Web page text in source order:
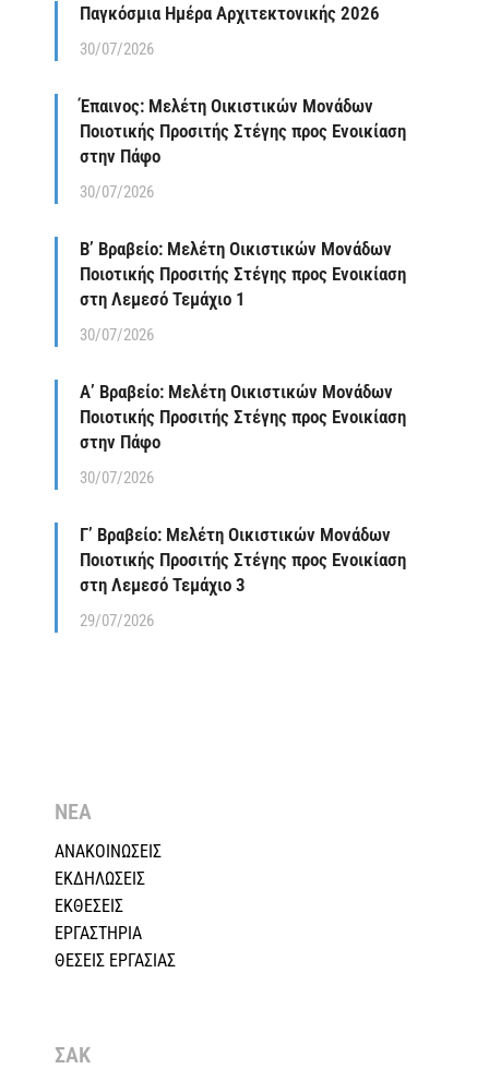
Παγκόσμια Ημέρα Αρχιτεκτονικής 2026
30/07/2026
Έπαινος: Μελέτη Οικιστικών Μονάδων
Ποιοτικής Προσιτής Στέγης προς Ενοικίαση
στην Πάφο
30/07/2026
Β’ Βραβείο: Μελέτη Οικιστικών Μονάδων
Ποιοτικής Προσιτής Στέγης προς Ενοικίαση
στη Λεμεσό Τεμάχιο 1
30/07/2026
Α’ Βραβείο: Μελέτη Οικιστικών Μονάδων
Ποιοτικής Προσιτής Στέγης προς Ενοικίαση
στην Πάφο
30/07/2026
Γ’ Βραβείο: Μελέτη Οικιστικών Μονάδων
Ποιοτικής Προσιτής Στέγης προς Ενοικίαση
στη Λεμεσό Τεμάχιο 3
29/07/2026
ΝΕΑ
ΑΝΑΚΟΙΝΩΣΕΙΣ
ΕΚΔΗΛΩΣΕΙΣ
ΕΚΘΕΣΕΙΣ
ΕΡΓΑΣΤΗΡΙΑ
ΘΕΣΕΙΣ ΕΡΓΑΣΙΑΣ
ΣΑΚ